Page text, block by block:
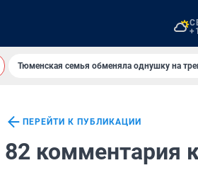
Тюменская семья обменяла однушку на
ПЕРЕЙТИ К ПУБЛИКАЦИИ
82 комментария